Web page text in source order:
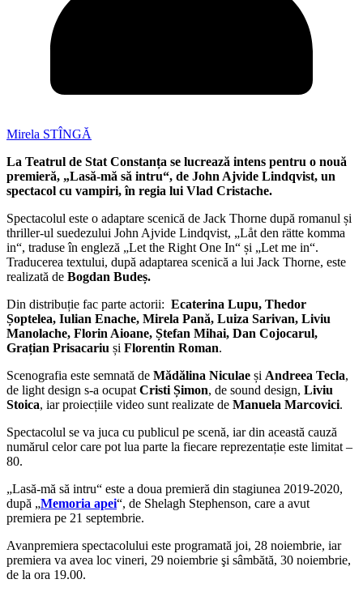
Mirela STÎNGĂ
La Teatrul de Stat Constanța se lucrează intens pentru o nouă
premieră, „Lasă-mă să intru“, de John Ajvide Lindqvist, un
spectacol cu vampiri, în regia lui Vlad Cristache.
Spectacolul este o adaptare scenică de Jack Thorne după romanul și
thriller-ul suedezului John Ajvide Lindqvist, „Låt den rätte komma
in“, traduse în engleză „Let the Right One In“ și „Let me in“.
Traducerea textului, după adaptarea scenică a lui Jack Thorne, este
realizată de Bogdan Budeș.
Din distribuție fac parte actorii: Ecaterina Lupu, Thedor
Șoptelea, Iulian Enache, Mirela Pană, Luiza Sarivan, Liviu
Manolache, Florin Aioane, Ștefan Mihai, Dan Cojocarul,
Grațian Prisacariu și Florentin Roman.
Scenografia este semnată de Mădălina Niculae și Andreea Tecla,
de light design s-a ocupat Cristi Șimon, de sound design, Liviu
Stoica, iar proiecțiile video sunt realizate de Manuela Marcovici.
Spectacolul se va juca cu publicul pe scenă, iar din această cauză
numărul celor care pot lua parte la fiecare reprezentație este limitat –
80.
„Lasă-mă să intru“ este a doua premieră din stagiunea 2019-2020,
după „Memoria apei“, de Shelagh Stephenson, care a avut
premiera pe 21 septembrie.
Avanpremiera spectacolului este programată joi, 28 noiembrie, iar
premiera va avea loc vineri, 29 noiembrie şi sâmbătă, 30 noiembrie,
de la ora 19.00.